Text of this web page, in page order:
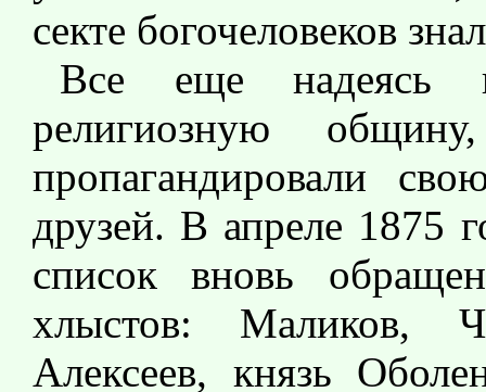
секте богочеловеков
Все еще надеясь
религиозную
пропагандировали
друзей. В апреле 1875
список вновь
хлыстов: Маликов,
Алексеев, князь